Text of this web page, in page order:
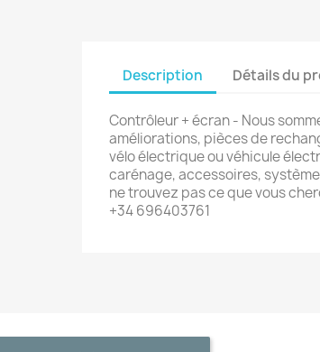
Description Détails du
Contrôleur + écran - Nous
améliorations, pièces de
vélo électrique ou véhicule
carénage, accessoires,
ne trouvez pas ce que vous
+34 696403761